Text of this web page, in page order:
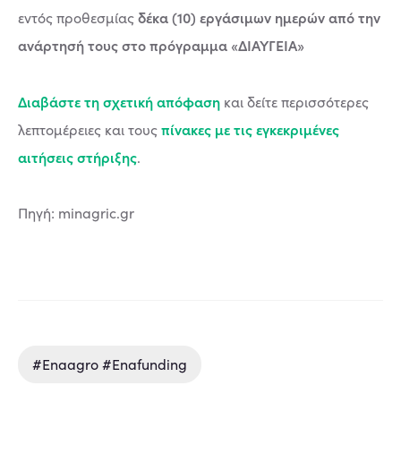
εντός προθεσμίαςδέκα (10) εργάσιμων ημερών από την
ανάρτησή τους στο πρόγραμμα «ΔΙΑΥΓΕΙΑ»
Διαβάστε τη σχετική απόφαση και δείτε περισσότερες
λεπτομέρειες και τουςπίνακες με τις εγκεκριμένες
αιτήσεις στήριξης.
Πηγή: minagric.gr
#enaagro #enafunding